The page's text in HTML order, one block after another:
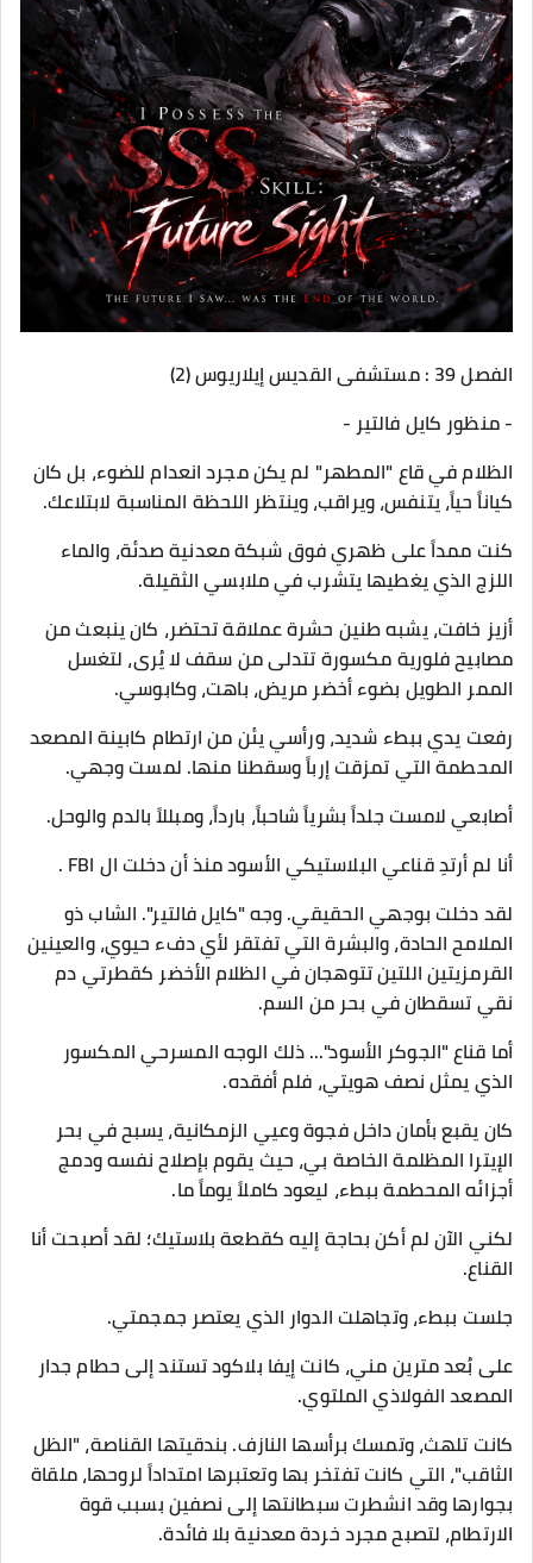
الفصل 39 : مستشفى القديس إيلاريوس (2)
- ​منظور كايل فالتير -
​الظلام في قاع "المطهر" لم يكن مجرد انعدام للضوء، بل كان
كياناً حياً، يتنفس، ويراقب، وينتظر اللحظة المناسبة لابتلاعك.
​كنت ممداً على ظهري فوق شبكة معدنية صدئة، والماء
اللزج الذي يغطيها يتشرب في ملابسي الثقيلة.
أزيز خافت، يشبه طنين حشرة عملاقة تحتضر، كان ينبعث من
مصابيح فلورية مكسورة تتدلى من سقف لا يُرى، لتغسل
الممر الطويل بضوء أخضر مريض، باهت، وكابوسي.
​رفعت يدي ببطء شديد، ورأسي يئن من ارتطام كابينة المصعد
المحطمة التي تمزقت إرباً وسقطنا منها. لمست وجهي.
أصابعي لامست جلداً بشرياً شاحباً، بارداً، ومبللاً بالدم والوحل.
​أنا لم أرتدِ قناعي البلاستيكي الأسود منذ أن دخلت ال FBI .
لقد دخلت بوجهي الحقيقي. وجه "كايل فالتير". الشاب ذو
الملامح الحادة، والبشرة التي تفتقر لأي دفء حيوي، والعينين
القرمزيتين اللتين تتوهجان في الظلام الأخضر كقطرتي دم
نقي تسقطان في بحر من السم.
​أما قناع "الجوكر الأسود"... ذلك الوجه المسرحي المكسور
الذي يمثل نصف هويتي، فلم أفقده.
كان يقبع بأمان داخل فجوة وعيي الزمكانية، يسبح في بحر
الإيترا المظلمة الخاصة بي، حيث يقوم بإصلاح نفسه ودمج
أجزائه المحطمة ببطء، ليعود كاملاً يوماً ما.
لكني الآن لم أكن بحاجة إليه كقطعة بلاستيك؛ لقد أصبحت أنا
القناع.
​جلست ببطء، وتجاهلت الدوار الذي يعتصر جمجمتي.
​على بُعد مترين مني، كانت إيفا بلاكود تستند إلى حطام جدار
المصعد الفولاذي الملتوي.
كانت تلهث، وتمسك برأسها النازف. بندقيتها القناصة، "الظل
الثاقب"، التي كانت تفتخر بها وتعتبرها امتداداً لروحها، ملقاة
بجوارها وقد انشطرت سبطانتها إلى نصفين بسبب قوة
الارتطام، لتصبح مجرد خردة معدنية بلا فائدة.